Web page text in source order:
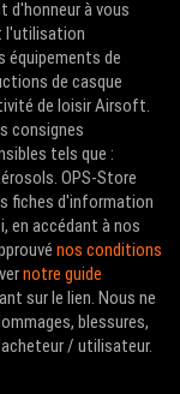
d'honneur à vous
l'utilisation
de
de casque
de loisir Airsoft.
consignes
tels que :
OPS-Store
fiches d'information
en accédant à nos
nos conditions
notre guide
sur le lien. Nous ne
blessures,
/ utilisateur.